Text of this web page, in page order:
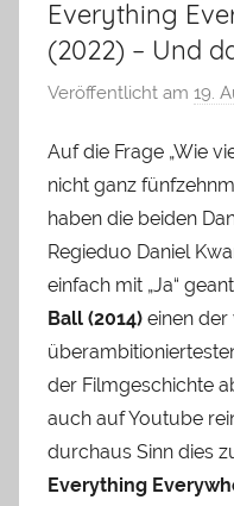
Everything
(2022) – Und
Veröffentlicht am 19.
Auf die Frage „Wie
nicht ganz
haben die beiden
Regieduo Daniel
einfach mit „Ja“
Ball (2014) einen der
der Filmgeschichte
auch auf Youtube
durchaus Sinn dies
Everything